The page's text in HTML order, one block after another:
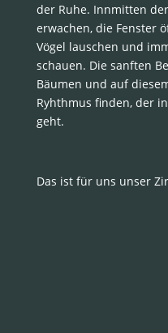
der Ruhe. Innmitten
erwachen, die Fenster
Vögel lauschen und
schauen. Die sanften
Bäumen und auf
Ryhthmus finden, der
geht.
Das ist für uns unser